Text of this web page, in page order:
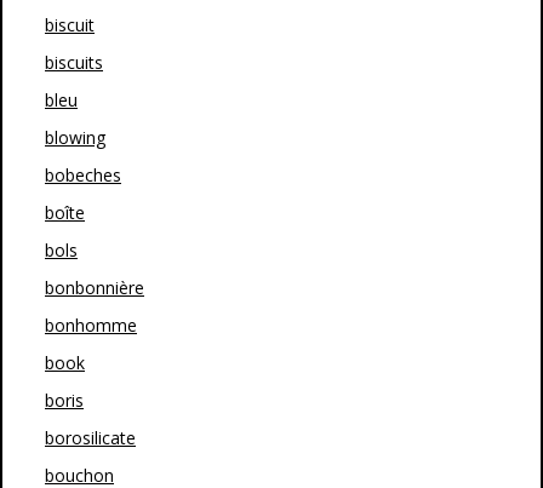
biscuit
biscuits
bleu
blowing
bobeches
boîte
bols
bonbonnière
bonhomme
book
boris
borosilicate
bouchon